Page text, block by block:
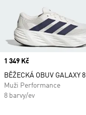
Price
1 349 Kč
BĚŽECKÁ OBUV GALAXY 8
Muži Performance
8 barvy/ev